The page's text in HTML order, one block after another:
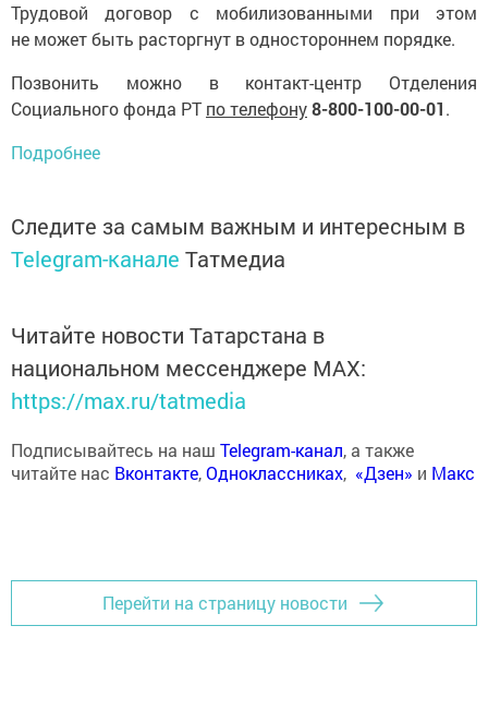
Трудовой договор с мобилизованными при этом
не может быть расторгнут в одностороннем порядке.
Позвонить можно в контакт-центр Отделения
Социального фонда РТ по телефону8-800-100-00-01.
Подробнее
Следите за самым важным и интересным в
Telegram-канале Татмедиа
Читайте новости Татарстана в
национальном мессенджере MАХ:
https://max.ru/tatmedia
Подписывайтесь на наш Telegram-канал, а также
читайте нас Вконтакте,Одноклассниках, «Дзен» и Макс
Перейти на страницу новости